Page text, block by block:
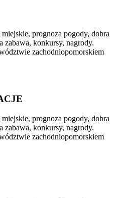
prognoza pogody, dobra
zabawa, konkursy, nagrody.
zachodniopomorskiem
prognoza pogody, dobra
zabawa, konkursy, nagrody.
zachodniopomorskiem